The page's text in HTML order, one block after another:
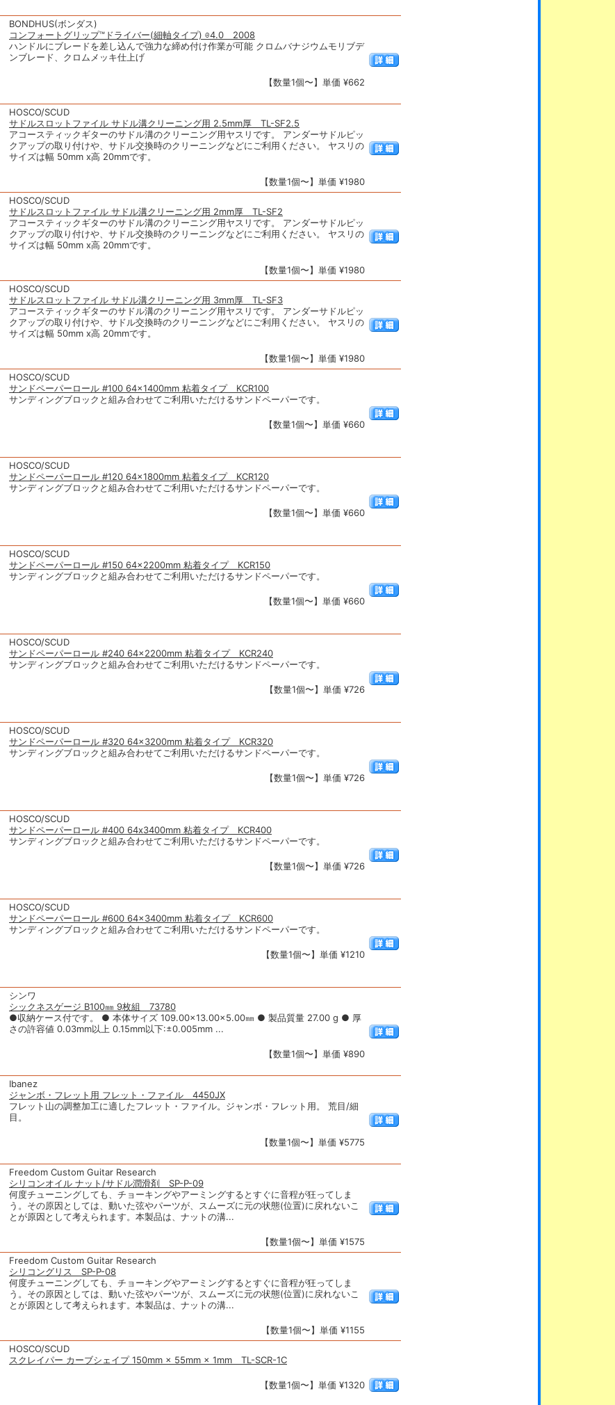
BONDHUS(ボンダス)
コンフォートグリップ™ドライバー(細軸タイプ) ⊖4.0 2008
ハンドルにブレードを差し込んで強力な締め付け作業が可能 クロムバナジウムモリブデ
ンブレード、クロムメッキ仕上げ
【数量1個〜】単価 ¥662
HOSCO/SCUD
サドルスロットファイル サドル溝クリーニング用 2.5mm厚 TL-SF2.5
アコースティックギターのサドル溝のクリーニング用ヤスリです。 アンダーサドルピッ
クアップの取り付けや、サドル交換時のクリーニングなどにご利用ください。 ヤスリの
サイズは幅 50mm x高 20mmです。
【数量1個〜】単価 ¥1980
HOSCO/SCUD
サドルスロットファイル サドル溝クリーニング用 2mm厚 TL-SF2
アコースティックギターのサドル溝のクリーニング用ヤスリです。 アンダーサドルピッ
クアップの取り付けや、サドル交換時のクリーニングなどにご利用ください。 ヤスリの
サイズは幅 50mm x高 20mmです。
【数量1個〜】単価 ¥1980
HOSCO/SCUD
サドルスロットファイル サドル溝クリーニング用 3mm厚 TL-SF3
アコースティックギターのサドル溝のクリーニング用ヤスリです。 アンダーサドルピッ
クアップの取り付けや、サドル交換時のクリーニングなどにご利用ください。 ヤスリの
サイズは幅 50mm x高 20mmです。
【数量1個〜】単価 ¥1980
HOSCO/SCUD
サンドペーパーロール #100 64×1400mm 粘着タイプ KCR100
サンディングブロックと組み合わせてご利用いただけるサンドペーパーです。
【数量1個〜】単価 ¥660
HOSCO/SCUD
サンドペーパーロール #120 64×1800mm 粘着タイプ KCR120
サンディングブロックと組み合わせてご利用いただけるサンドペーパーです。
【数量1個〜】単価 ¥660
HOSCO/SCUD
サンドペーパーロール #150 64×2200mm 粘着タイプ KCR150
サンディングブロックと組み合わせてご利用いただけるサンドペーパーです。
【数量1個〜】単価 ¥660
HOSCO/SCUD
サンドペーパーロール #240 64×2200mm 粘着タイプ KCR240
サンディングブロックと組み合わせてご利用いただけるサンドペーパーです。
【数量1個〜】単価 ¥726
HOSCO/SCUD
サンドペーパーロール #320 64×3200mm 粘着タイプ KCR320
サンディングブロックと組み合わせてご利用いただけるサンドペーパーです。
【数量1個〜】単価 ¥726
HOSCO/SCUD
サンドペーパーロール #400 64x3400mm 粘着タイプ KCR400
サンディングブロックと組み合わせてご利用いただけるサンドペーパーです。
【数量1個〜】単価 ¥726
HOSCO/SCUD
サンドペーパーロール #600 64×3400mm 粘着タイプ KCR600
サンディングブロックと組み合わせてご利用いただけるサンドペーパーです。
【数量1個〜】単価 ¥1210
シンワ
シックネスゲージ B100㎜ 9枚組 73780
●収納ケース付です。 ● 本体サイズ 109.00×13.00×5.00㎜ ● 製品質量 27.00 g ● 厚
さの許容値 0.03mm以上 0.15mm以下:±0.005mm ...
【数量1個〜】単価 ¥890
Ibanez
ジャンボ・フレット用 フレット・ファイル 4450JX
フレット山の調整加工に適したフレット・ファイル。ジャンボ・フレット用。 荒目/細
目。
【数量1個〜】単価 ¥5775
Freedom Custom Guitar Research
シリコンオイル ナット/サドル潤滑剤 SP-P-09
何度チューニングしても、チョーキングやアーミングするとすぐに音程が狂ってしま
う。その原因としては、動いた弦やパーツが、スムーズに元の状態(位置)に戻れないこ
とが原因として考えられます。本製品は、ナットの溝...
【数量1個〜】単価 ¥1575
Freedom Custom Guitar Research
シリコングリス SP-P-08
何度チューニングしても、チョーキングやアーミングするとすぐに音程が狂ってしま
う。その原因としては、動いた弦やパーツが、スムーズに元の状態(位置)に戻れないこ
とが原因として考えられます。本製品は、ナットの溝...
【数量1個〜】単価 ¥1155
HOSCO/SCUD
スクレイパー カーブシェイプ 150mm × 55mm × 1mm TL-SCR-1C
【数量1個〜】単価 ¥1320